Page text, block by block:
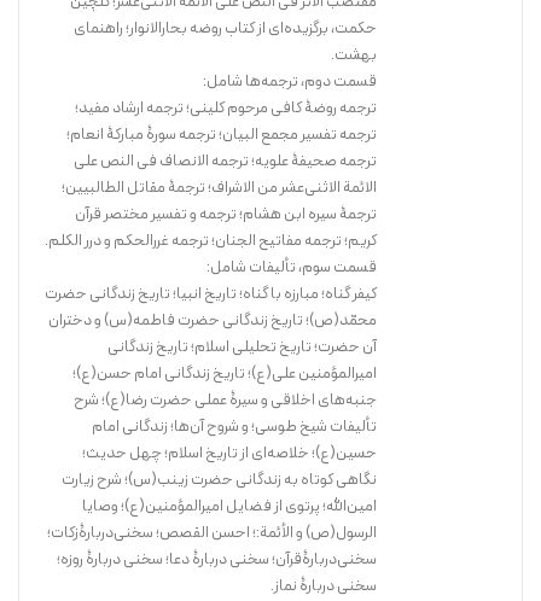
حکمت، برگزیده‌ای از کتاب روضه بحارالانوار؛ راهنمای
بهشت.
قسمت دوم، ترجمه‌ها شامل:
ترجمه روضۀ کافی مرحوم کلینی؛ ترجمه ارشاد مفید؛
ترجمه تفسیر مجمع البیان؛ ترجمه سورۀ مبارکۀ انعام؛
ترجمه صحیفۀ علویه؛ ترجمه الانصاف فی النص علی
الائمة الاثنی‌عشر من الاشراف؛ ترجمۀ مقاتل الطالبیین؛
ترجمۀ سیره ابن هشام؛ ترجمه و تفسیر مختصر قرآن
کریم؛ ترجمه‌ مفاتیح الجنان؛ ترجمه غررالحکم و درر الکلم.
قسمت سوم، تألیفات شامل:
کیفر گناه؛ مبارزه با گناه؛ تاریخ انبیا؛ تاریخ زندگانی حضرت
محمّد(ص)؛ تاریخ زندگانی حضرت فاطمه(س) و دختران
آن حضرت؛ تاریخ تحلیلی اسلام؛ تاریخ زندگانی
امیرالمؤمنین علی‌(ع)؛ تاریخ زندگانی امام حسن‌(ع)؛
جنبه‌های اخلاقی و سیرۀ عملی حضرت رضا‌(ع)؛ شرح
تألیفات شیخ طوسی؛ و شروح آ‌ن‌ها؛ زندگانی امام
حسین‌(ع)؛ خلاصه‌ای از تاریخ اسلام؛ چهل حدیث؛
نگاهی کوتاه به زندگانی حضرت زینب(س)؛ شرح زیارت
امین‌الله؛ پرتوی از فضایل امیرالمؤمنین(ع)؛ وصایا
الرسول(ص) و الأئمة:‌؛ احسن القصص؛ سخنی‌دربارۀ‌‌زکات؛
سخنی‌دربارۀقرآن؛ سخنی دربارۀ دعا؛ سخنی دربارۀ روزه؛
سخنی دربارۀ نماز.